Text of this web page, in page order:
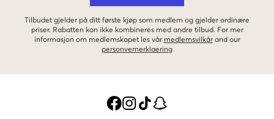
Tilbudet gjelder på ditt første kjøp som medlem og gjelder ordinære
priser. Rabatten kan ikke kombineres med andre tilbud. For mer
informasjon om medlemskapet les vår medlemsvilkår and our
personvernerklaering